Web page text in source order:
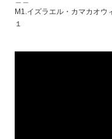
M1.イズラエル・カマカ
１